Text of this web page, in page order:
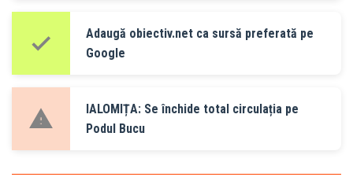
Adaugă obiectiv.net ca sursă preferată pe
Google
IALOMIȚA: Se închide total circulația pe
Podul Bucu